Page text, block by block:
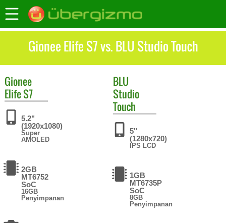
Gionee Elife S7 vs. BLU Studio Touch
Gionee
Elife S7
5.2"
(1920x1080)
Super
AMOLED
2GB
MT6752
SoC
16GB
Penyimpanan
BLU
Studio
Touch
5"
(1280x720)
IPS LCD
1GB
MT6735P
SoC
8GB
Penyimpanan